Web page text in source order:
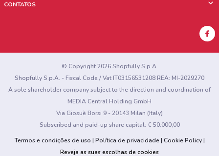
Trabalhe conosco
CONTATOS
Encontrou algum problema no site ou no aplicativo?
© Copyright 2026 Shopfully S.p.A.
Shopfully S.p.A. - Fiscal Code / Vat IT03156531208 REA: MI-2029270
A sole shareholder company subject to the direction and coordination of
MEDIA Central Holding GmbH
Via Giosuè Borsi 9 - 20143 Milan (Italy)
Subscribed and paid-up share capital: € 50.000,00
Termos e condições de uso
Política de privacidade
Cookie Policy
Reveja as suas escolhas de cookies